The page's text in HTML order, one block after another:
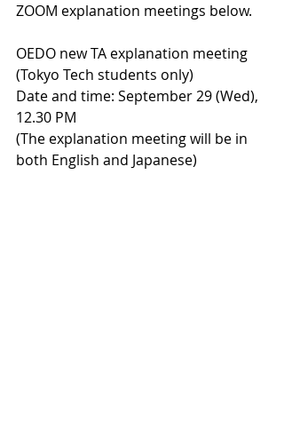
ZOOM explanation meetings below.
OEDO new TA explanation meeting
(Tokyo Tech students only)
Date and time: September 29 (Wed),
12.30 PM
(The explanation meeting will be in
both English and Japanese)